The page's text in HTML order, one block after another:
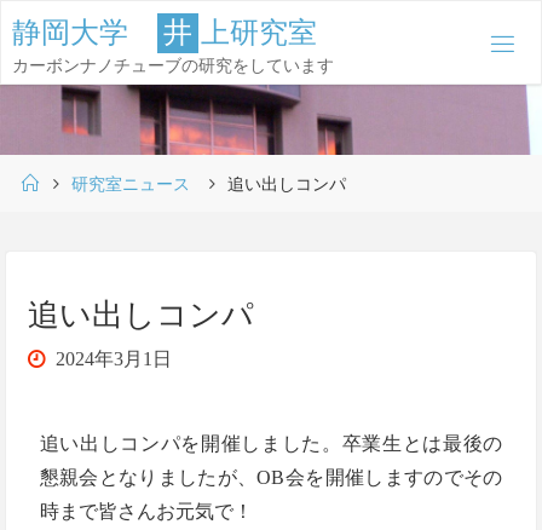
コ
ン
テ
ツ
静岡大学 井 上研究室
カーボンナノチューブの研究をしています
ホ
研究室ニュース 追い出しコンパ
追い出しコンパ
2024年3月1日
追い出しコンパを開催しました。卒業生とは最後の
懇親会となりましたが、OB会を開催しますのでその
時まで皆さんお元気で！